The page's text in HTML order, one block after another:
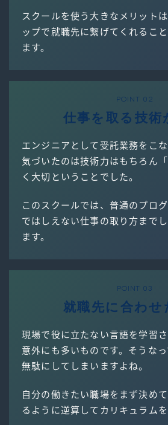
スクールを使う大きなメリット
ップで就職先に繋げてくれるこ
ます。
POINT 02
仕事を取る技術
エンジニアとして受託業務をこな
気づいたのは技術力はもちろん
く大切ということでした。
このスクールでは、普通のプロ
ではしえない仕事の取り方まで
ます。
POINT 03
就職先に合わせ
現場で役に立たない言語を学習
意外にも多いものです。そうな
無駄にしてしまいますよね。
自分の働きたい職場をまず決め
るように逆算してカリキュラムを